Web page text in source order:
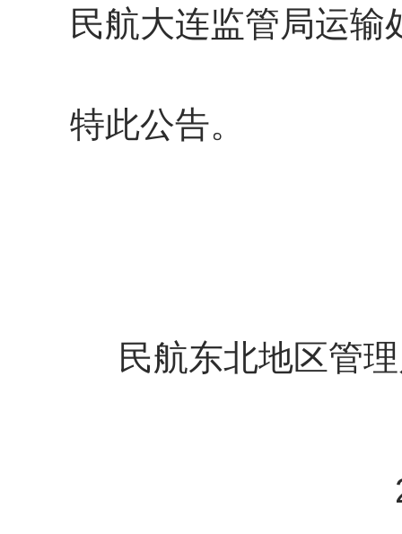
民航大连监管局运
特此公告。
民航东北地区管